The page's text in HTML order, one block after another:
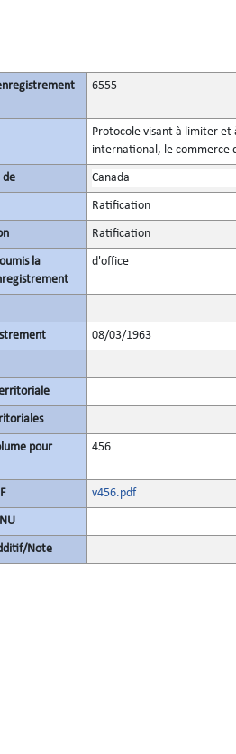
6555
Protocole visant à limiter
international, le commerce
de Canada
Ratification
Ratification
la
d'office
08/03/1963
pour
456
v456.pdf
Note